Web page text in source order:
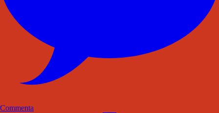
Commenta